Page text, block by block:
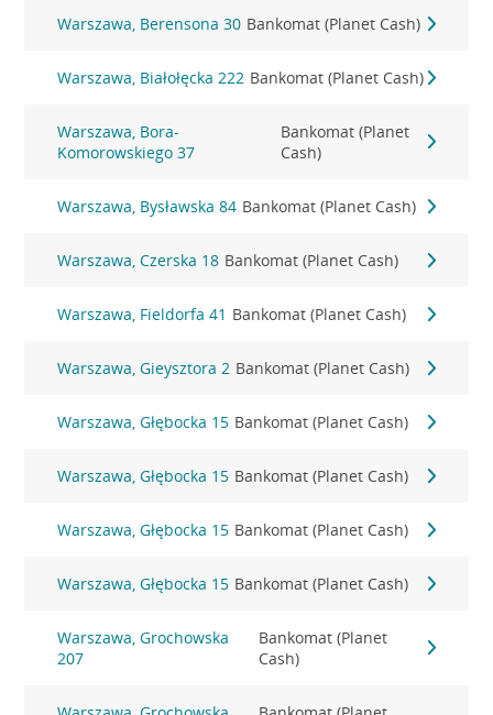
Warszawa, Berensona 30 Bankomat (Planet Cash)
Warszawa, Białołęcka 222 Bankomat (Planet Cash)
Warszawa, Bora-
Komorowskiego 37
Bankomat (Planet
Cash)
Warszawa, Bysławska 84 Bankomat (Planet Cash)
Warszawa, Czerska 18 Bankomat (Planet Cash)
Warszawa, Fieldorfa 41 Bankomat (Planet Cash)
Warszawa, Gieysztora 2 Bankomat (Planet Cash)
Warszawa, Głębocka 15 Bankomat (Planet Cash)
Warszawa, Głębocka 15 Bankomat (Planet Cash)
Warszawa, Głębocka 15 Bankomat (Planet Cash)
Warszawa, Głębocka 15 Bankomat (Planet Cash)
Warszawa, Grochowska
207
Bankomat (Planet
Cash)